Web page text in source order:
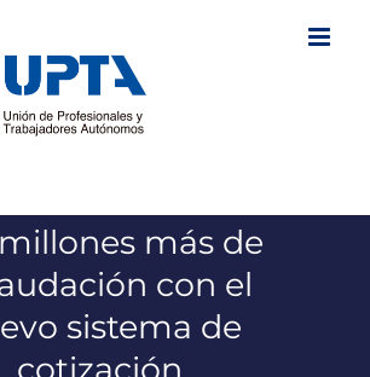
más de
con el
sistema de